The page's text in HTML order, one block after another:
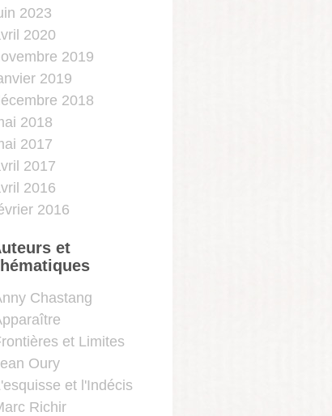
2023
2020
2019
2019
2018
2018
2017
2017
2016
2016
et
Chastang
et Limites
Oury
et l'Indécis
Richir